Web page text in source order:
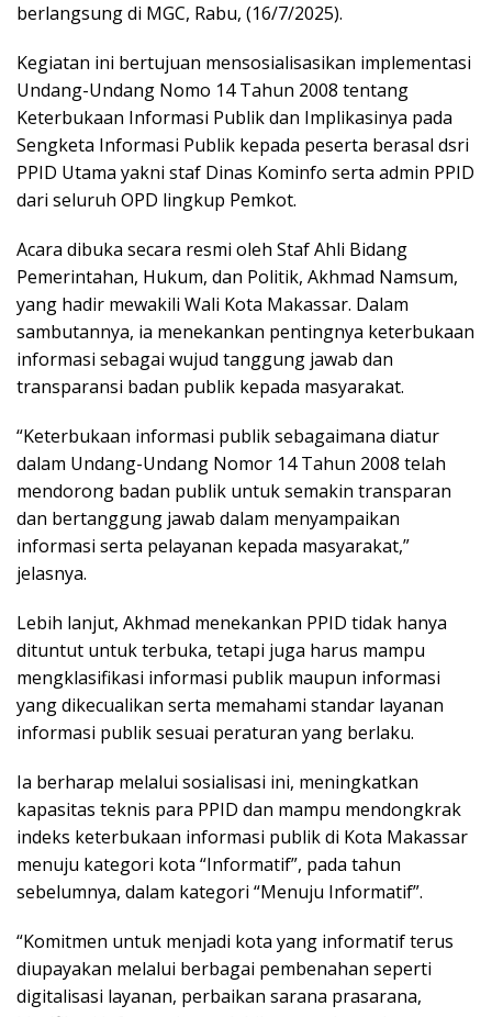
berlangsung di MGC, Rabu, (16/7/2025).
Kegiatan ini bertujuan mensosialisasikan implementasi
Undang-Undang Nomo 14 Tahun 2008 tentang
Keterbukaan Informasi Publik dan Implikasinya pada
Sengketa Informasi Publik kepada peserta berasal dsri
PPID Utama yakni staf Dinas Kominfo serta admin PPID
dari seluruh OPD lingkup Pemkot.
Acara dibuka secara resmi oleh Staf Ahli Bidang
Pemerintahan, Hukum, dan Politik, Akhmad Namsum,
yang hadir mewakili Wali Kota Makassar. Dalam
sambutannya, ia menekankan pentingnya keterbukaan
informasi sebagai wujud tanggung jawab dan
transparansi badan publik kepada masyarakat.
“Keterbukaan informasi publik sebagaimana diatur
dalam Undang-Undang Nomor 14 Tahun 2008 telah
mendorong badan publik untuk semakin transparan
dan bertanggung jawab dalam menyampaikan
informasi serta pelayanan kepada masyarakat,”
jelasnya.
Lebih lanjut, Akhmad menekankan PPID tidak hanya
dituntut untuk terbuka, tetapi juga harus mampu
mengklasifikasi informasi publik maupun informasi
yang dikecualikan serta memahami standar layanan
informasi publik sesuai peraturan yang berlaku.
Ia berharap melalui sosialisasi ini, meningkatkan
kapasitas teknis para PPID dan mampu mendongkrak
indeks keterbukaan informasi publik di Kota Makassar
menuju kategori kota “Informatif”, pada tahun
sebelumnya, dalam kategori “Menuju Informatif”.
“Komitmen untuk menjadi kota yang informatif terus
diupayakan melalui berbagai pembenahan seperti
digitalisasi layanan, perbaikan sarana prasarana,